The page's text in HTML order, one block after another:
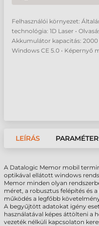
Felhasználói környezet:
technológia: 1D Laser •
Akkumulátor kapacitás: 2000
Windows CE 5.0 • Képernyő
LEÍRÁS
A Datalogic Memor mobil
optikával ellátott windows
Memor minden olyan
méret, a robusztus felépítés és
működés a legfőbb
A begyűjtött adatokat igény
használatával képes áttölteni a
vezeték nélküli kapcsolaton